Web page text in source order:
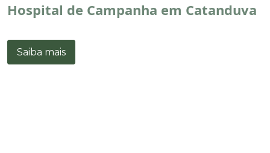
Hospital de Campanha em Catanduva
Saiba mais